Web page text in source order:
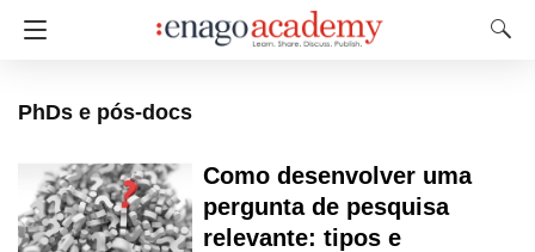
PhDs e pós-docs
Como desenvolver uma
pergunta de pesquisa
relevante: tipos e